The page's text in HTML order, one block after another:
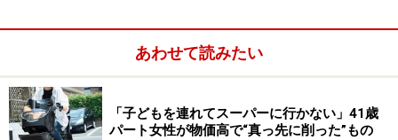
あわせて読みたい
「子どもを連れてスーパーに行かない」41歳
パート女性が物価高で“真っ先に削った”もの